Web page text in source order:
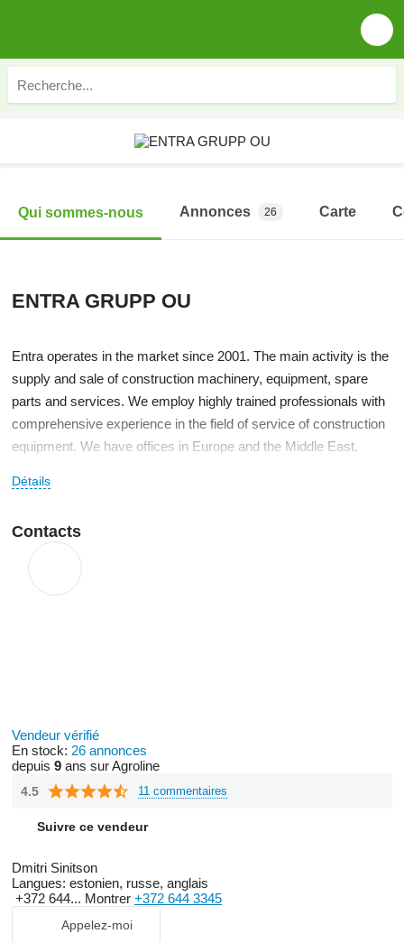
Qui sommes-nous Annonces 26 Carte
ENTRA GRUPP OU
Entra operates in the market since 2001. The main activity is the
supply and sale of construction machinery, equipment, spare
parts and services. We employ highly trained professionals with
comprehensive experience in the field of service of construction
equipment. We have offices in Europe and the Middle East.
We ship worldwide with all necessary documentation provided
DHL, Raben, Schenker, various container sea freight and others.
Détails
Contacts
Vendeur vérifié
En stock: 26 annonces
depuis 9 ans sur Agroline
4.5 11 commentaires
Suivre ce vendeur
Dmitri Sinitson
Langues: estonien, russe, anglais
+372 644... Montrer +372 644 3345
Appelez-moi